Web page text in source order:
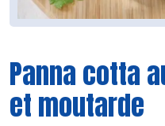
Panna cotta
et moutarde